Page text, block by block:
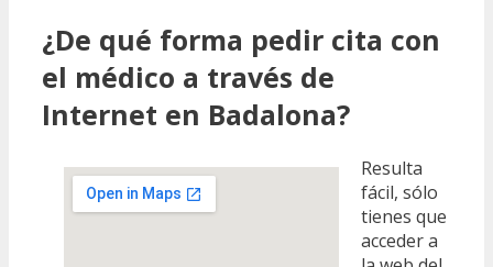
¿De qué forma pedir cita con
el médico a través de
Internet en Badalona?
Resulta
fácil, sólo
tienes que
acceder a